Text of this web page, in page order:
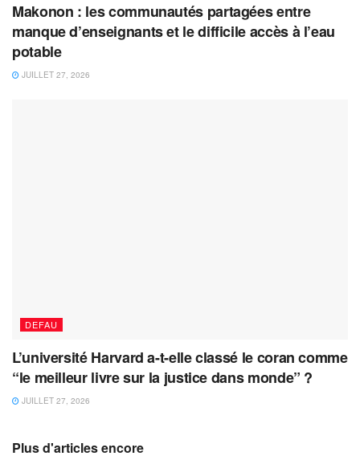
Makonon : les communautés partagées entre
manque d’enseignants et le difficile accès à l’eau
potable
JUILLET 27, 2026
DEFAU
L’université Harvard a-t-elle classé le coran comme
“le meilleur livre sur la justice dans monde” ?
JUILLET 27, 2026
Plus d'articles encore